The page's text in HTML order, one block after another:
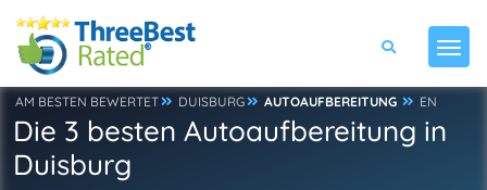
AM BESTEN BEWERTET DUISBURG AUTOAUFBEREITUNG EN
Die 3 besten Autoaufbereitung in
Duisburg